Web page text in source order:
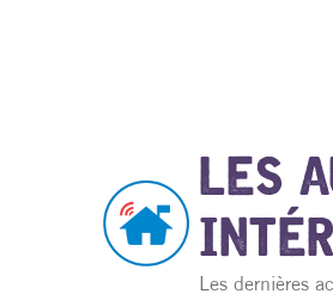
LES
Les dernières